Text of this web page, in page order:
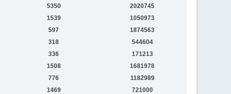
5350
2020745
1539
1050973
597
1874563
318
544604
336
171213
1508
1681978
776
1182989
1469
721000